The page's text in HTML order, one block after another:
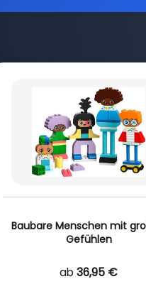
Baubare Menschen mit
Gefühlen
ab 36,95 €